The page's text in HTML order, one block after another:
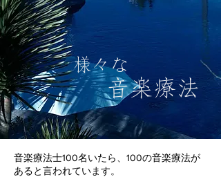
様々な
音楽療法
音楽療法士100名いたら、100の音楽療法が
あると言われています。